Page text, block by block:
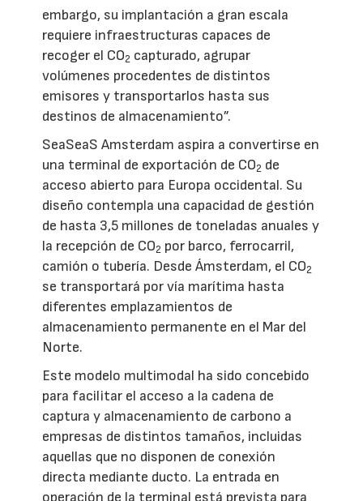
embargo, su implantación a gran escala
requiere infraestructuras capaces de
recoger el CO2 capturado, agrupar
volúmenes procedentes de distintos
emisores y transportarlos hasta sus
destinos de almacenamiento”.
SeaSeaS Amsterdam aspira a convertirse en
una terminal de exportación de CO2 de
acceso abierto para Europa occidental. Su
diseño contempla una capacidad de gestión
de hasta 3,5 millones de toneladas anuales y
la recepción de CO2 por barco, ferrocarril,
camión o tubería. Desde Ámsterdam, el CO2
se transportará por vía marítima hasta
diferentes emplazamientos de
almacenamiento permanente en el Mar del
Norte.
Este modelo multimodal ha sido concebido
para facilitar el acceso a la cadena de
captura y almacenamiento de carbono a
empresas de distintos tamaños, incluidas
aquellas que no disponen de conexión
directa mediante ducto. La entrada en
operación de la terminal está prevista para